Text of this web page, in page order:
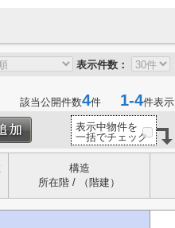
表示件数：
該当公開件数4件 1-4件表示
表示中物件を
一括でチェック
構造
所在階 / （階建）